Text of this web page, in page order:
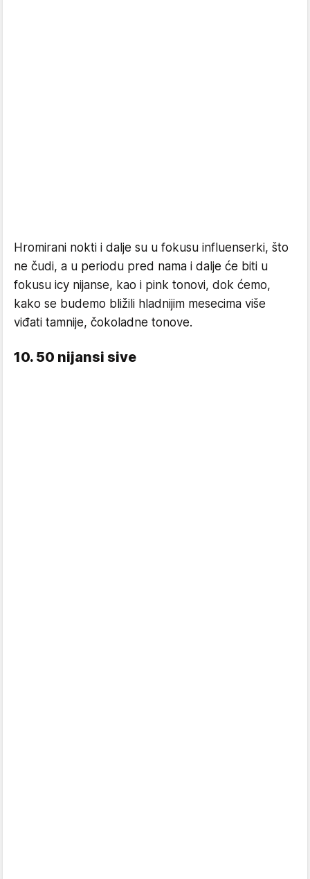
Hromirani nokti i dalje su u fokusu influenserki, što
ne čudi, a u periodu pred nama i dalje će biti u
fokusu icy nijanse, kao i pink tonovi, dok ćemo,
kako se budemo bližili hladnijim mesecima više
viđati tamnije, čokoladne tonove.
10. 50 nijansi sive